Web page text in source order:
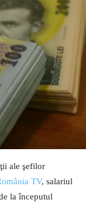
ale şefilor
TV, salariul
la începutul